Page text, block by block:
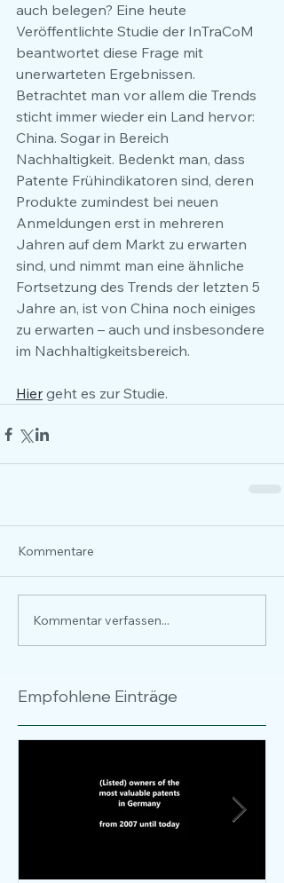
auch belegen? Eine heute
Veröffentlichte Studie der InTraCoM
beantwortet diese Frage mit
unerwarteten Ergebnissen.
Betrachtet man vor allem die Trends
sticht immer wieder ein Land hervor:
China. Sogar in Bereich
Nachhaltigkeit. Bedenkt man, dass
Patente Frühindikatoren sind, deren
Produkte zumindest bei neuen
Anmeldungen erst in mehreren
Jahren auf dem Markt zu erwarten
sind, und nimmt man eine ähnliche
Fortsetzung des Trends der letzten 5
Jahre an, ist von China noch einiges
zu erwarten – auch und insbesondere
im Nachhaltigkeitsbereich.
Hier geht es zur Studie.
Kommentare
Kommentar verfassen...
Empfohlene Einträge